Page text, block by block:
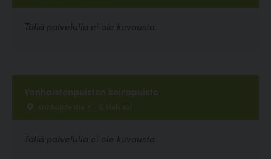
Tällä palvelulla ei ole kuvausta.
Vanhaistenpuiston koirapuisto
Vanhaistentie 4 - 6, Helsinki
Tällä palvelulla ei ole kuvausta.